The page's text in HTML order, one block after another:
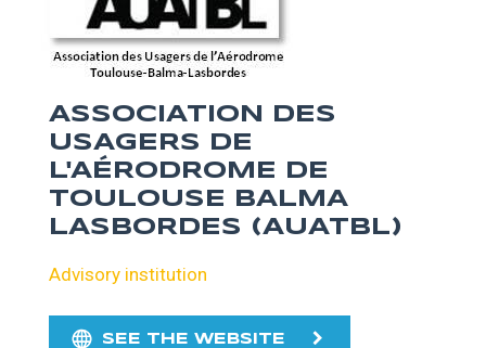
ASSOCIATION DES
USAGERS DE
L'AÉRODROME DE
TOULOUSE BALMA
LASBORDES (AUATBL)
Advisory institution
SEE THE WEBSITE